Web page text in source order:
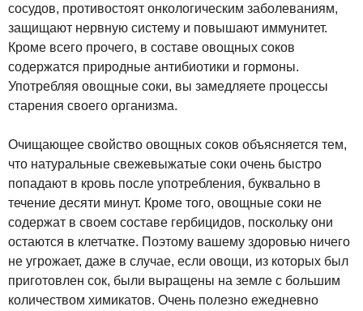
сосудов, противостоят онкологическим заболеваниям,
защищают нервную систему и повышают иммунитет.
Кроме всего прочего, в составе овощных соков
содержатся природные антибиотики и гормоны.
Употребляя овощные соки, вы замедляете процессы
старения своего организма.
Очищающее свойство овощных соков объясняется тем,
что натуральные свежевыжатые соки очень быстро
попадают в кровь после употребления, буквально в
течение десяти минут. Кроме того, овощные соки не
содержат в своем составе гербицидов, поскольку они
остаются в клетчатке. Поэтому вашему здоровью ничего
не угрожает, даже в случае, если овощи, из которых был
приготовлен сок, были выращены на земле с большим
количеством химикатов. Очень полезно ежедневно